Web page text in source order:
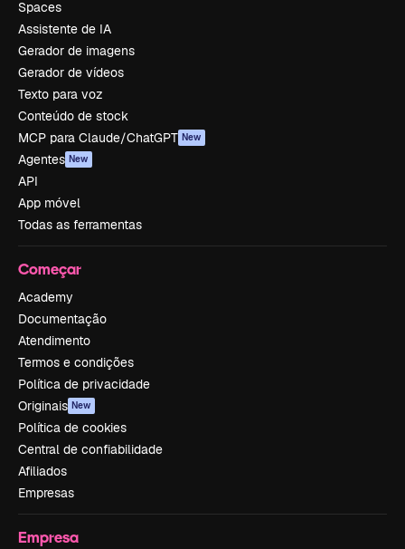
Spaces
Assistente de IA
Gerador de imagens
Gerador de vídeos
Texto para voz
Conteúdo de stock
MCP para Claude/ChatGPT New
Agentes New
API
App móvel
Todas as ferramentas
Começar
Academy
Documentação
Atendimento
Termos e condições
Política de privacidade
Originais New
Política de cookies
Central de confiabilidade
Afiliados
Empresas
Empresa